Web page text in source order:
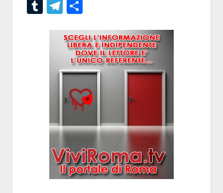
TumblrTelegram